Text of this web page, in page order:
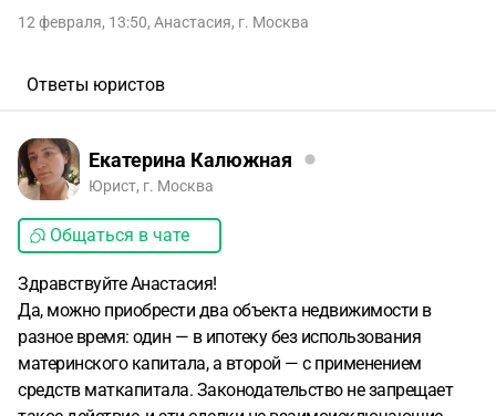
12 февраля, 13:50, Анастасия, г. Москва
Ответы юристов
Екатерина Калюжная
Юрист, г. Москва
Общаться в чате
Здравствуйте Анастасия!
Да, можно приобрести два объекта недвижимости в
разное время: один — в ипотеку без использования
материнского капитала, а второй — с применением
средств маткапитала. Законодательство не запрещает